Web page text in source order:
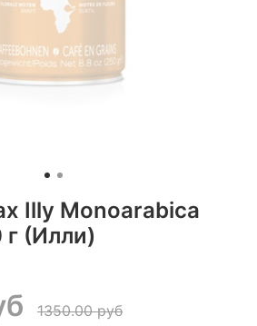
Illy Monoarabica
г (Илли)
1350.00 руб